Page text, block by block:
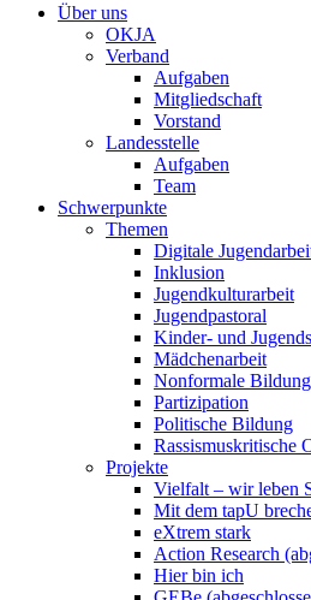
Über uns
OKJA
Verband
Aufgaben
Mitgliedschaft
Vorstand
Landesstelle
Aufgaben
Team
Schwerpunkte
Themen
Digitale
Inklusion
Jugendkulturarbeit
Jugendpastoral
Kinder- und
Mädchenarbeit
Nonformale Bildung
Partizipation
Politische Bildung
Rassismuskritische
Projekte
Vielfalt – wir leben
Mit dem tapU
eXtrem stark
Action Research
Hier bin ich